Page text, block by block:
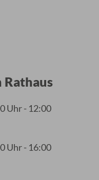
Uhr - 12:00
Uhr - 16:00